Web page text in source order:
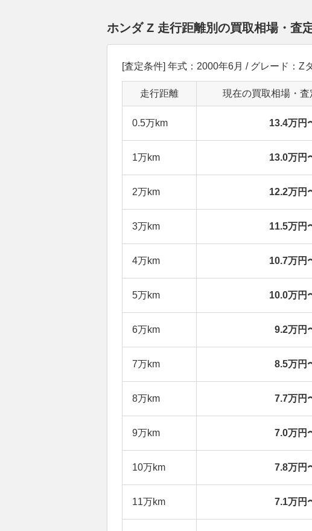
ホンダ Z 走行距離別の買取相場・査
[査定条件] 年式：2000年6月 / グレード：Z
走行距離 現在の買取相場・査
0.5万km 13.4万円
1万km 13.0万円
2万km 12.2万円
3万km 11.5万円
4万km 10.7万円
5万km 10.0万円
6万km 9.2万円
7万km 8.5万円
8万km 7.7万円
9万km 7.0万円
10万km 7.8万円
11万km 7.1万円